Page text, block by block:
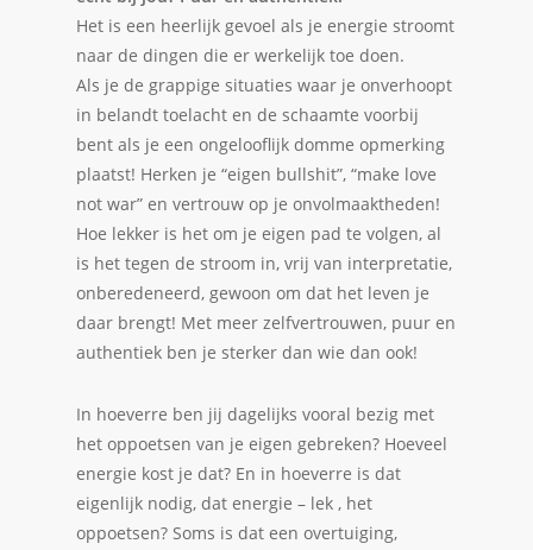
Het is een heerlijk gevoel als je energie stroomt
naar de dingen die er werkelijk toe doen.
Als je de grappige situaties waar je onverhoopt
in belandt toelacht en de schaamte voorbij
bent als je een ongelooflijk domme opmerking
plaatst! Herken je “eigen bullshit”, “make love
not war” en vertrouw op je onvolmaaktheden!
Hoe lekker is het om je eigen pad te volgen, al
is het tegen de stroom in, vrij van interpretatie,
onberedeneerd, gewoon om dat het leven je
daar brengt! Met meer zelfvertrouwen, puur en
authentiek ben je sterker dan wie dan ook!
In hoeverre ben jij dagelijks vooral bezig met
het oppoetsen van je eigen gebreken? Hoeveel
energie kost je dat? En in hoeverre is dat
eigenlijk nodig, dat energie – lek , het
oppoetsen? Soms is dat een overtuiging,